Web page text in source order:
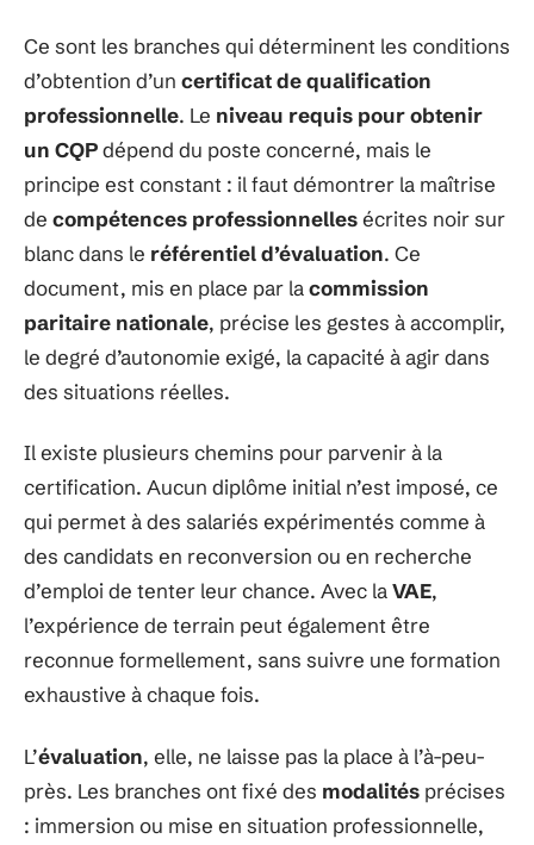
Ce sont les branches qui déterminent les conditions
d’obtention d’un certificat de qualification
professionnelle. Le niveau requis pour obtenir
un CQPdépend du poste concerné, mais le
principe est constant : il faut démontrer la maîtrise
de compétences professionnellesécrites noir sur
blanc dans le référentiel d’évaluation. Ce
document, mis en place par lacommission
paritaire nationale, précise les gestes à accomplir,
le degré d’autonomie exigé, la capacité à agir dans
des situations réelles.
Il existe plusieurs chemins pour parvenir à la
certification. Aucun diplôme initial n’est imposé, ce
qui permet à des salariés expérimentés comme à
des candidats en reconversion ou en recherche
d’emploi de tenter leur chance. Avec laVAE,
l’expérience de terrain peut également être
reconnue formellement, sans suivre une formation
exhaustive à chaque fois.
L’évaluation, elle, ne laisse pas la place à l’à-peu-
près. Les branches ont fixé des modalités précises
: immersion ou mise en situation professionnelle,